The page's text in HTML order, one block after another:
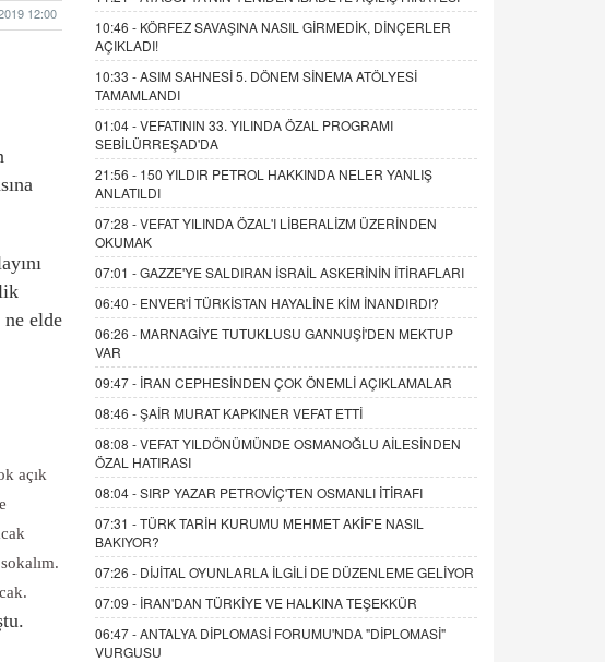
12:00
ne elde
açık
10:46 - KÖRFEZ SAVAŞINA NASIL GİRMEDİK, DİNÇERLER
AÇIKLADI!
10:33 -ASIM SAHNESİ 5. DÖNEM SİNEMA ATÖLYESİ
TAMAMLANDI
01:04 -VEFATININ 33. YILINDA ÖZAL PROGRAMI
SEBİLÜRREŞAD'DA
21:56 - 150 YILDIR PETROL HAKKINDA NELER YANLIŞ
ANLATILDI
07:28 -VEFAT YILINDA ÖZAL'I LİBERALİZM ÜZERİNDEN
OKUMAK
07:01 -GAZZE'YE SALDIRAN İSRAİL ASKERİNİN İTİRAFLARI
06:40 - ENVER'İ TÜRKİSTAN HAYALİNE KİM İNANDIRDI?
06:26 - MARNAGİYE TUTUKLUSU GANNUŞİ'DEN MEKTUP
VAR
09:47 - İRAN CEPHESİNDEN ÇOK ÖNEMLİ AÇIKLAMALAR
08:46 -ŞAİR MURAT KAPKINER VEFAT ETTİ
08:08 -VEFAT YILDÖNÜMÜNDE OSMANOĞLU AİLESİNDEN
ÖZAL HATIRASI
08:04 -SIRP YAZAR PETROVİÇ'TEN OSMANLI İTİRAFI
07:31 -TÜRK TARİH KURUMU MEHMET AKİF'E NASIL
BAKIYOR?
07:26 - DİJİTAL OYUNLARLA İLGİLİ DE DÜZENLEME GELİYOR
07:09 - İRAN'DAN TÜRKİYE VE HALKINA TEŞEKKÜR
06:47 -ANTALYA DİPLOMASİ FORUMU'NDA "DİPLOMASİ"
VURGUSU